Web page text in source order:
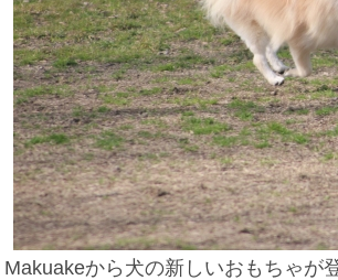
から犬の新しいおもちゃが